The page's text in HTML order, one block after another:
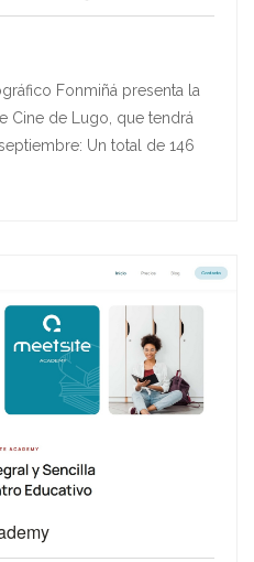
Fonmiñá presenta la
Cine de Lugo, que tendrá
Un total de 146